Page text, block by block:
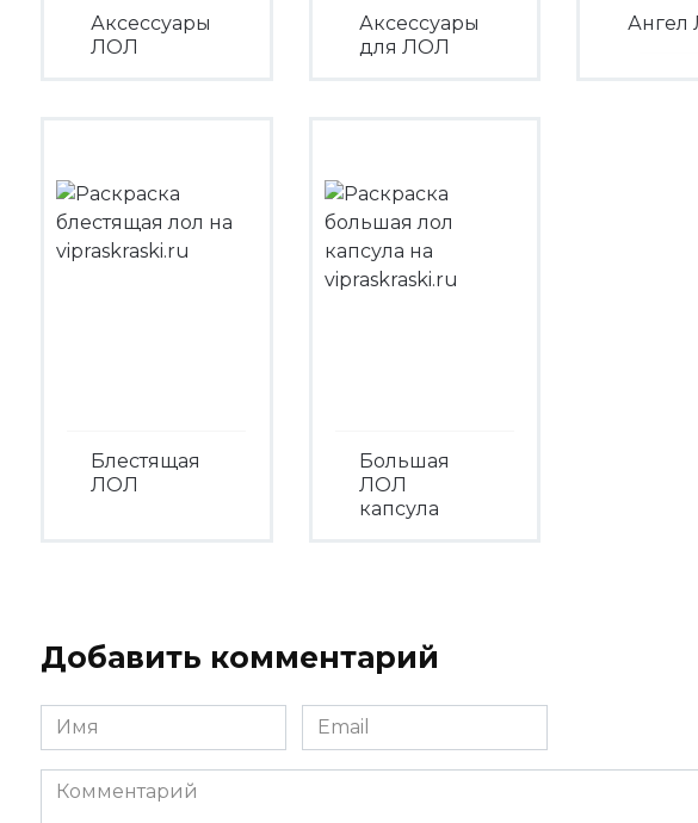
Аксессуары
ЛОЛ
Аксессуары
для ЛОЛ
Ангел
Блестящая
ЛОЛ
Большая
ЛОЛ
капсула
Добавить комментарий
Имя
*
Email
*
Комментарий